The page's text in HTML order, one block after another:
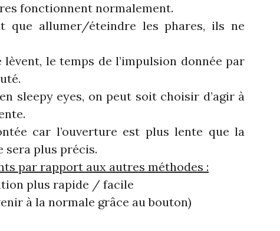
fonctionnent normalement.
que allumer/éteindre les phares, ils ne
lèvent, le temps de l’impulsion donnée par
sleepy eyes, on peut soit choisir d’agir à
car l’ouverture est plus lente que la
sera plus précis.
par rapport aux autres méthodes :
plus rapide / facile
à la normale grâce au bouton)